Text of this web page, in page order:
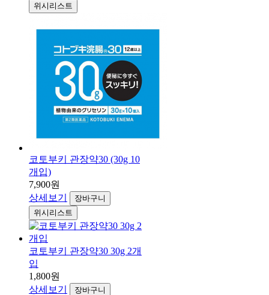
위시리스트
코토부키 관장약30 (30g 10
개입)
7,900원
상세보기
장바구니
위시리스트
코토부키 관장약30 30g 2개
입
1,800원
상세보기
장바구니